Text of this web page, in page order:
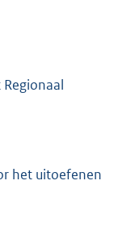
het uitoefenen